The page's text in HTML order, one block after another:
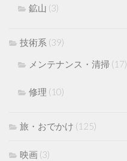
鉱山 (3)
技術系 (39)
メンテナンス・清掃 (17)
修理 (10)
旅・おでかけ (125)
映画 (3)